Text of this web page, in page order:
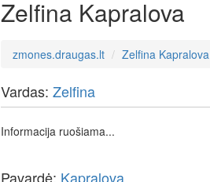
Zelfina Kapralova
zmones.draugas.lt Zelfina Kapralova
Vardas: Zelfina
Informacija ruošiama...
Pavardė: Kapralova